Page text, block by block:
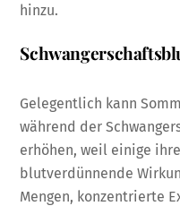
hinzu.
Gelegentlich kann
während der
erhöhen, weil einige
blutverdünnende
Mengen, konzentrierte